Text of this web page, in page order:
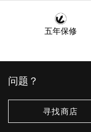
五年保修
问题？
寻找商店